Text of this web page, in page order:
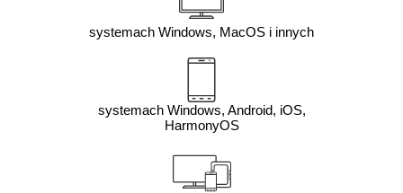
systemach Windows, MacOS i innych
systemach Windows, Android, iOS,
HarmonyOS